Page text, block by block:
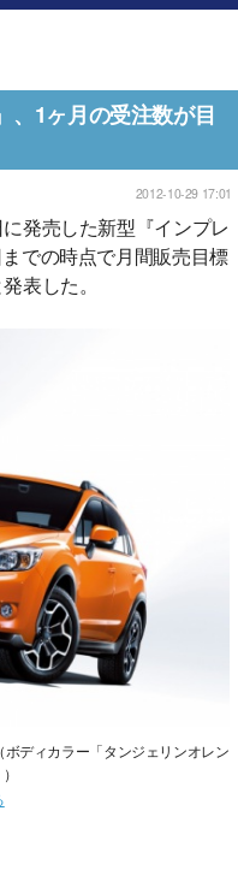
、1ヶ月の受注数が目
2012-10-29 17:01
発売した新型『インプレ
での時点で月間販売目標
表した。
ディカラー「タンジェリンオレン